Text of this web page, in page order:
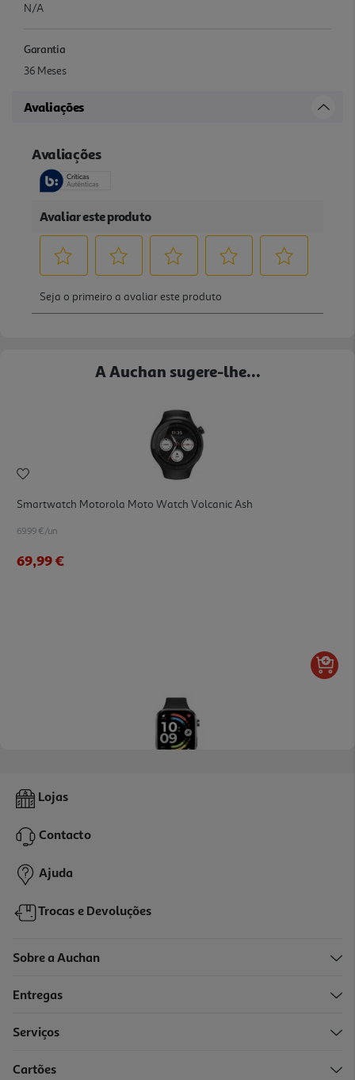
N/A
Garantia
36 Meses
Avaliações
A Auchan sugere-lhe...
Smartwatch Motorola Moto Watch Volcanic Ash
69.99 €/un
69,99 €
Smartwatch Xiaomi Redmi Watch 6 Preto
99,99 €
Lojas
Contacto
Ajuda
Trocas e Devoluções
Sobre a Auchan
Entregas
Serviços
Cartões